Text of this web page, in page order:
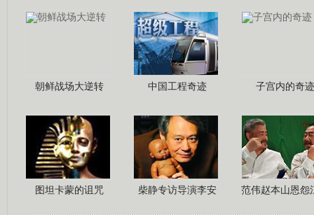
朝鲜战场大逆转 中国工程奇迹 子宫内的奇迹
图坦卡蒙的诅咒 柴静专访导演李安 范伟赵本山恩怨